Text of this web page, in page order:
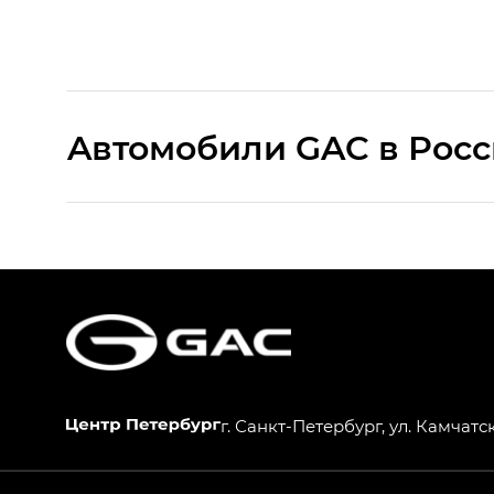
Aвтомобили GAC в
HYPTEC HT — Хайптек Эйч Ти (HYPTEC
GL
г. Санкт-Петербург, ул.